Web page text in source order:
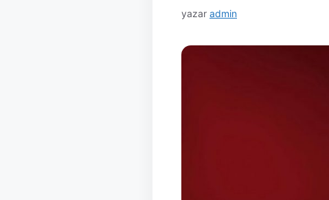
yazar admin